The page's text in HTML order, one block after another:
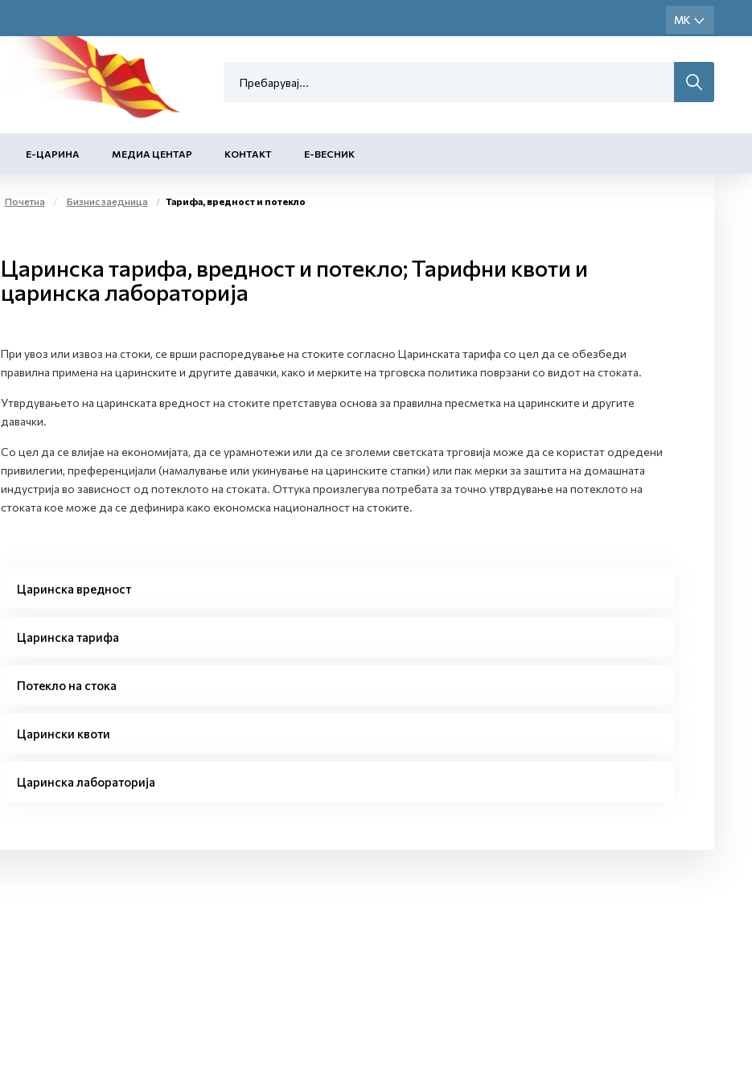
Е-ЦАРИНА МЕДИА ЦЕНТАР КОНТАКТ Е-ВЕСНИК
Почетна Бизнис заедница Тарифа, вредност и потекло
Царинска тарифа, вредност и потекло; Тарифни квоти и
царинска лабораторија
При увоз или извоз на стоки, се врши распоредување на стоките согласно Царинската тарифа со цел да се обезбеди
правилна примена на царинските и другите давачки, како и мерките на трговска политика поврзани со видот на стоката.
Утврдувањето на царинската вредност на стоките претставува основа за правилна пресметка на царинските и другите
давачки.
Со цел да се влијае на економијата, да се урамнотежи или да се зголеми светската трговија може да се користат одредени
привилегии, преференцијали (намалување или укинување на царинските стапки) или пак мерки за заштита на домашната
индустрија во зависност од потеклото на стоката. Оттука произлегува потребата за точно утврдување на потеклото на
стоката кое може да се дефинира како економска националност на стоките.
Царинска вредност
Царинска тарифа
Потекло на стока
Царински квоти
Царинска лабораторија